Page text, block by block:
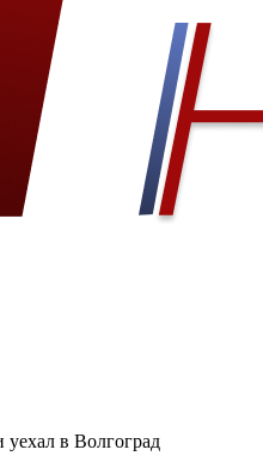
в Волгоград